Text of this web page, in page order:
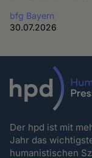
bfg Bayern
30.07.2026
Der hpd ist mit
Jahr das
humanistischen